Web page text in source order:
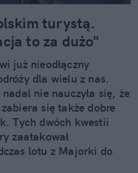
turystą.
to za dużo"
już nieodłączny
dla wielu z nas.
nie nauczyła się, że
się także dobre
Tych dwóch kwestii
zaatakował
lotu z Majorki do